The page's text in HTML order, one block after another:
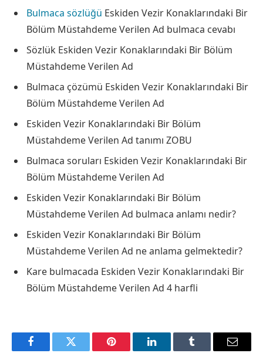
Bulmaca sözlüğü Eskiden Vezir Konaklarındaki Bir
Bölüm Müstahdeme Verilen Ad bulmaca cevabı
Sözlük Eskiden Vezir Konaklarındaki Bir Bölüm
Müstahdeme Verilen Ad
Bulmaca çözümü Eskiden Vezir Konaklarındaki Bir
Bölüm Müstahdeme Verilen Ad
Eskiden Vezir Konaklarındaki Bir Bölüm
Müstahdeme Verilen Ad tanımı ZOBU
Bulmaca soruları Eskiden Vezir Konaklarındaki Bir
Bölüm Müstahdeme Verilen Ad
Eskiden Vezir Konaklarındaki Bir Bölüm
Müstahdeme Verilen Ad bulmaca anlamı nedir?
Eskiden Vezir Konaklarındaki Bir Bölüm
Müstahdeme Verilen Ad ne anlama gelmektedir?
Kare bulmacada Eskiden Vezir Konaklarındaki Bir
Bölüm Müstahdeme Verilen Ad 4 harfli
FacebookTwitter Pinterest LinkedInTumblr Email